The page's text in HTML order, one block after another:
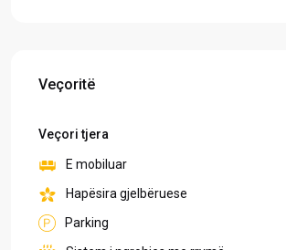
Veçoritë
Veçori tjera
E mobiluar
Hapësira gjelbëruese
Parking